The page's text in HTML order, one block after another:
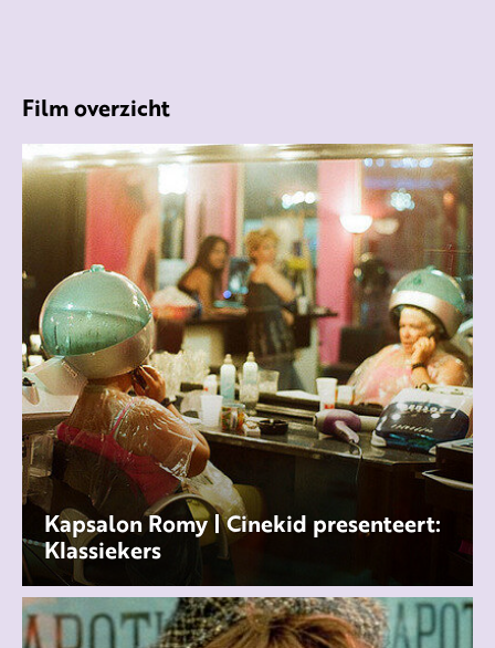
Film overzicht
Kapsalon Romy | Cinekid presenteert:
Klassiekers
Als Romy van haar pas gescheiden moeder na
school bij haar oma moet blijven, is ze niet blij.
Ook oma Stine, een stugg...